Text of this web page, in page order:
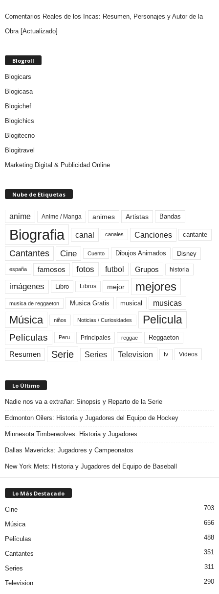
Comentarios Reales de los Incas: Resumen, Personajes y Autor de la
Obra [Actualizado]
Blogroll
Blogicars
Blogicasa
Blogichef
Blogichics
Blogitecno
Blogitravel
Marketing Digital & Publicidad Online
Nube de Etiquetas
anime Anime / Manga animes Artistas Bandas
Biografia canal canales Canciones cantante
Cantantes Cine Cuento Dibujos Animados Disney
españa famosos fotos futbol Grupos historia
imágenes Libro Libros mejor mejores
musica de reggaeton Musica Gratis musical musicas
Música niños Noticias / Curiosidades Pelicula
Películas Peru Principales reggae Reggaeton
Resumen Serie Series Television tv Videos
Lo Último
Nadie nos va a extrañar: Sinopsis y Reparto de la Serie
Edmonton Oilers: Historia y Jugadores del Equipo de Hockey
Minnesota Timberwolves: Historia y Jugadores
Dallas Mavericks: Jugadores y Campeonatos
New York Mets: Historia y Jugadores del Equipo de Baseball
Lo Más Destacado
Cine 703
Música 656
Películas 488
Cantantes 351
Series 311
Television 290